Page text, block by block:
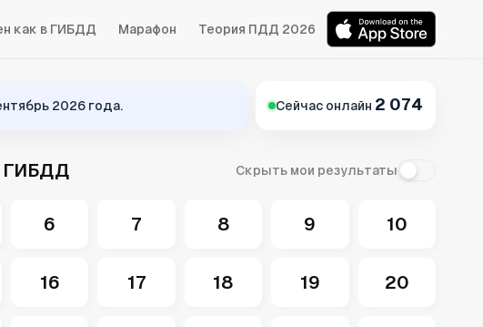
как в ГИБДД Марафон Теория ПДД 2026
2026 года. Сейчас онлайн 2 074
ГИБДД Скрыть мои результаты
6 7 8 9 10
16 17 18 19 20